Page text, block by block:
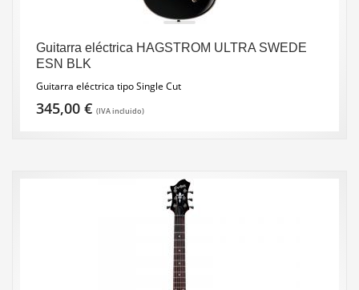
Guitarra eléctrica HAGSTROM ULTRA SWEDE
ESN BLK
Guitarra eléctrica tipo Single Cut
345,00 € (IVA incluido)